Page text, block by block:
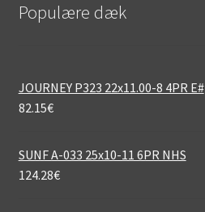
Populære dæk
JOURNEY P323 22x11.00-8 4PR E#
82.15€
SUNF A-033 25x10-11 6PR NHS
124.28€